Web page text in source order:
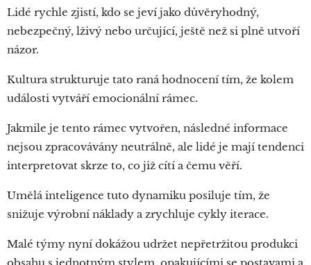
Lidé rychle zjistí, kdo se jeví jako důvěryhodný,
nebezpečný, lživý nebo určující, ještě než si plně utvoří
názor.
Kultura strukturuje tato raná hodnocení tím, že kolem
události vytváří emocionální rámec.
Jakmile je tento rámec vytvořen, následné informace
nejsou zpracovávány neutrálně, ale lidé je mají tendenci
interpretovat skrze to, co již cítí a čemu věří.
Umělá inteligence tuto dynamiku posiluje tím, že
snižuje výrobní náklady a zrychluje cykly iterace.
Malé týmy nyní dokážou udržet nepřetržitou produkci